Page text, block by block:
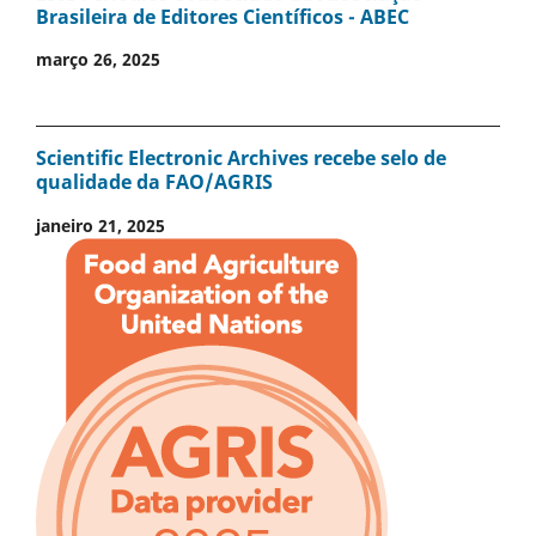
Brasileira de Editores Científicos - ABEC
março 26, 2025
Scientific Electronic Archives recebe selo de
qualidade da FAO/AGRIS
janeiro 21, 2025